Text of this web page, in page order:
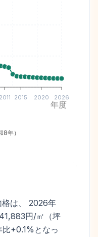
2011 2015 2020 2026
年度
8年）
格は、 2026年
円/㎡（坪
+0.1%となっ